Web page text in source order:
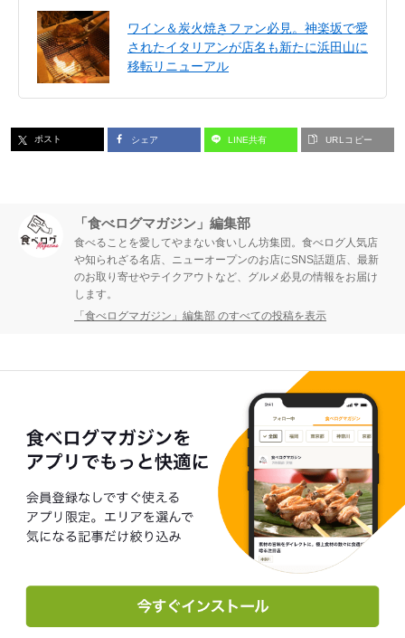
ワイン＆炭火焼きファン必見。神楽坂で愛
されたイタリアンが店名も新たに浜田山に
移転リニューアル
ポスト シェア LINE共有 URLコピー
「食べログマガジン」編集部
食べることを愛してやまない食いしん坊集団。食べログ人気店
や知られざる名店、ニューオープンのお店にSNS話題店、最新
のお取り寄せやテイクアウトなど、グルメ必見の情報をお届け
します。
「食べログマガジン」編集部 のすべての投稿を表示